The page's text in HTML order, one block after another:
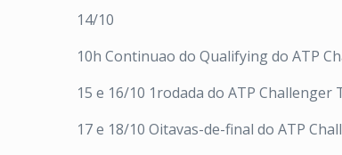
14/10
10h Continuao do Qualifying do ATP
15 e 16/10 1rodada do ATP Challenger
17 e 18/10 Oitavas-de-final do ATP